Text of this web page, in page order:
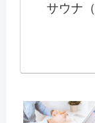
サウナ